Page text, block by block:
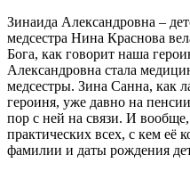
Зинаида Александровна –
медсестра Нина Краснова
Бога, как говорит наша
Александровна стала
медсестры. Зина Санна, как
героиня, уже давно на
пор с ней на связи. И
практических всех, с кем её
фамилии и даты рождения